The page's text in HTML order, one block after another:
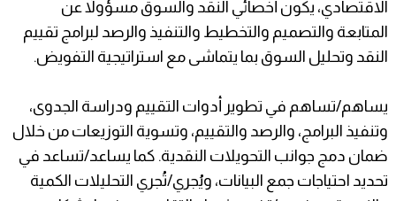
الاقتصادي، يكون أخصائي النقد والسوق مسؤولاً عن
المتابعة والتصميم والتخطيط والتنفيذ والرصد لبرامج تقييم
النقد وتحليل السوق بما يتماشى مع استراتيجية التفويض.
يساهم/تساهم في تطوير أدوات التقييم ودراسة الجدوى،
وتنفيذ البرامج، والرصد والتقييم، وتسوية التوزيعات من خلال
ضمان دمج جوانب التحويلات النقدية. كما يساعد/تساعد في
تحديد احتياجات جمع البيانات، ويُجري/تُجري التحليلات الكمية